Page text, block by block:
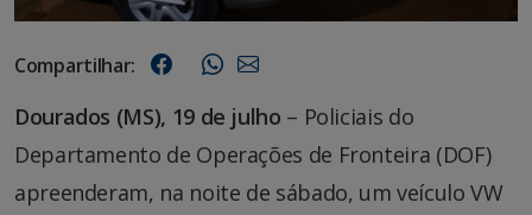
Compartilhar:
Dourados (MS), 19 de julho – Policiais do
Departamento de Operações de Fronteira (DOF)
apreenderam, na noite de sábado, um veículo VW